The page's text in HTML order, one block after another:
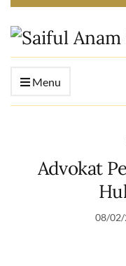
Menu
Advokat
08/